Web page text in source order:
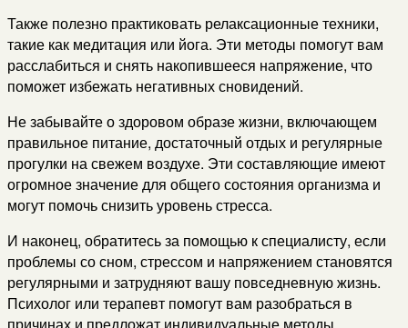
Также полезно практиковать релаксационные техники,
такие как медитация или йога. Эти методы помогут вам
расслабиться и снять накопившееся напряжение, что
поможет избежать негативных сновидений.
Не забывайте о здоровом образе жизни, включающем
правильное питание, достаточный отдых и регулярные
прогулки на свежем воздухе. Эти составляющие имеют
огромное значение для общего состояния организма и
могут помочь снизить уровень стресса.
И наконец, обратитесь за помощью к специалисту, если
проблемы со сном, стрессом и напряжением становятся
регулярными и затрудняют вашу повседневную жизнь.
Психолог или терапевт помогут вам разобраться в